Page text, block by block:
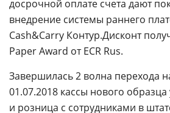
досрочной оплате счета дают
внедрение системы раннего
Cash&Carry Контур.Дисконт
Paper Award от ECR Rus.
Завершилась 2 волна перехода
01.07.2018 кассы нового
и розница с сотрудниками в